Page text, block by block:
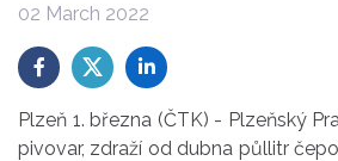
02 March 2022
Plzeň 1. března (ČTK) - Plzeňský
pivovar, zdraží od dubna půllitr